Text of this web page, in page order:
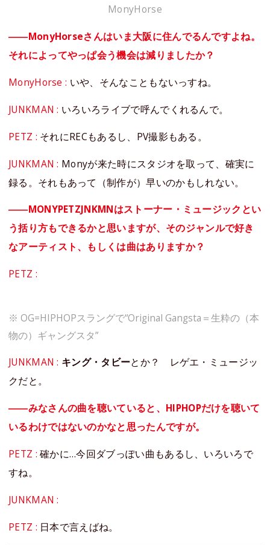
MonyHorse
――MonyHorseさんはいま大阪に住んでるんですよね。
それによってやっぱ会う機会は減りましたか？
MonyHorse : いや、そんなこともないっすね。
JUNKMAN : いろいろライブで呼んでくれるんで。
PETZ : それにRECもあるし、PV撮影もある。
JUNKMAN : Monyが来た時にスタジオを取って、確実に
録る。それもあって（制作が）早いのかもしれない。
――MONYPETZJNKMNはストーナー・ミュージックとい
う括り方もできるかと思いますが、そのジャンルで好き
なアーティスト、もしくは曲はありますか？
PETZ :
※ OG=HIPHOPスラングで“Original Gangsta＝生粋の（本
物の）ギャングスタ”
JUNKMAN : キング・タビーとか？ レゲエ・ミュージッ
クだと。
――みなさんの曲を聴いていると、HIPHOPだけを聴いて
いるわけではないのかなと思ったんですが。
PETZ :確かに…今回ダブっぽい曲もあるし、いろいろで
すね。
JUNKMAN :
PETZ : 日本で言えばね。